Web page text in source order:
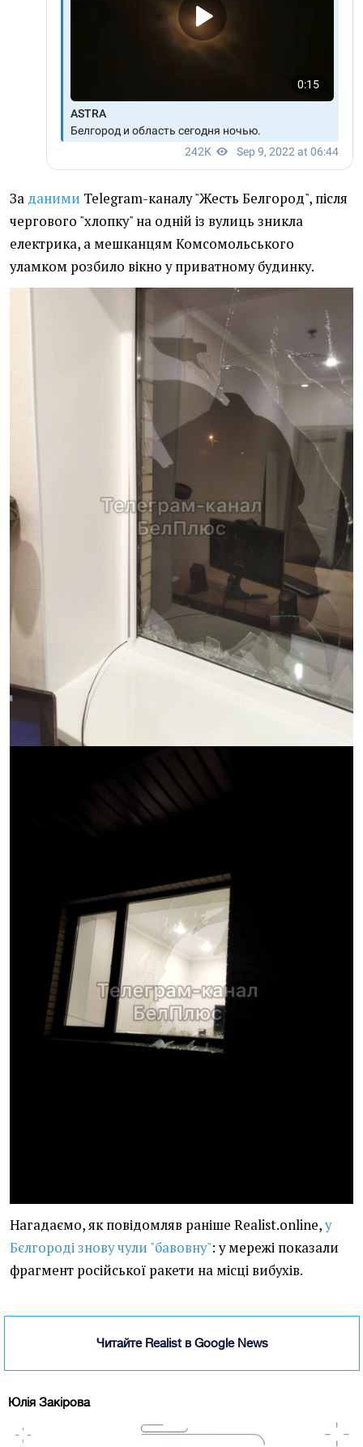
За даними Telegram-каналу "Жесть Белгород", після
чергового "хлопку" на одній із вулиць зникла
електрика, а мешканцям Комсомольського
уламком розбило вікно у приватному будинку.
Нагадаємо, як повідомляв раніше Realist.online,у
Бєлгороді знову чули "бавовну": у мережі показали
фрагмент російської ракети на місці вибухів.
Читайте Realist в Google News
Юлія Закірова